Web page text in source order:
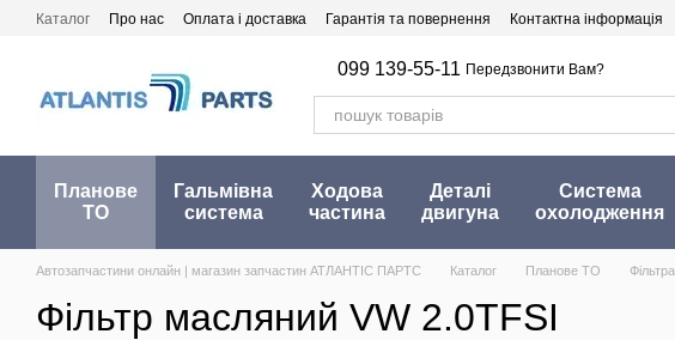
Перейти до основного контенту
Каталог Про нас Оплата і доставка Гарантія та повернення Контактна інформація
099 139-55-11 Передзвонити Вам?
Планове
ТО
Гальмівна
система
Ходова
частина
Деталі
двигуна
Система
охолодження
Автозапчастини онлайн | магазин запчастин АТЛАНТІС ПАРТС Каталог Планове ТО Фільтра
Фільтр масляний VW 2.0TFSI